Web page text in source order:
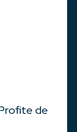
de